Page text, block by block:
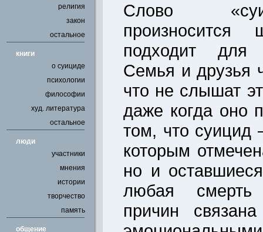
религия
закон
остальное
книги
о суициде
психологии
философии
худ. литература
остальное
люди
участники
мнения
истории
творчество
память
общение
Слово
подходит для
Семья и друзья
что не слышат
даже когда оно
том, что суицид
которым
но и
любая смерть
причин